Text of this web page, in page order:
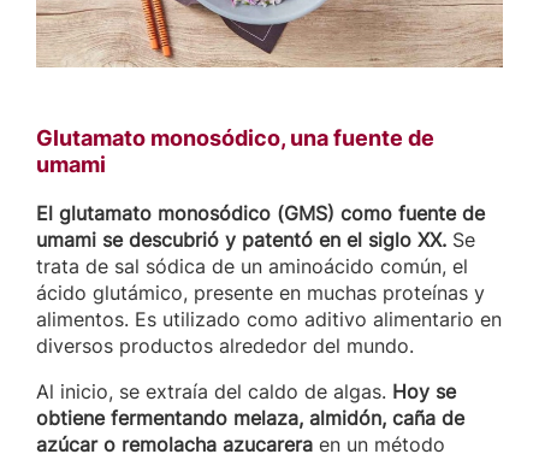
Glutamato monosódico, una fuente de
umami
El glutamato monosódico (GMS) como fuente de
umami se descubrió y patentó en el siglo XX. Se
trata de sal sódica de un aminoácido común, el
ácido glutámico, presente en muchas proteínas y
alimentos. Es utilizado como aditivo alimentario en
diversos productos alrededor del mundo.
Al inicio, se extraía del caldo de algas. Hoy se
obtiene fermentando melaza, almidón, caña de
azúcar o remolacha azucarera en un método